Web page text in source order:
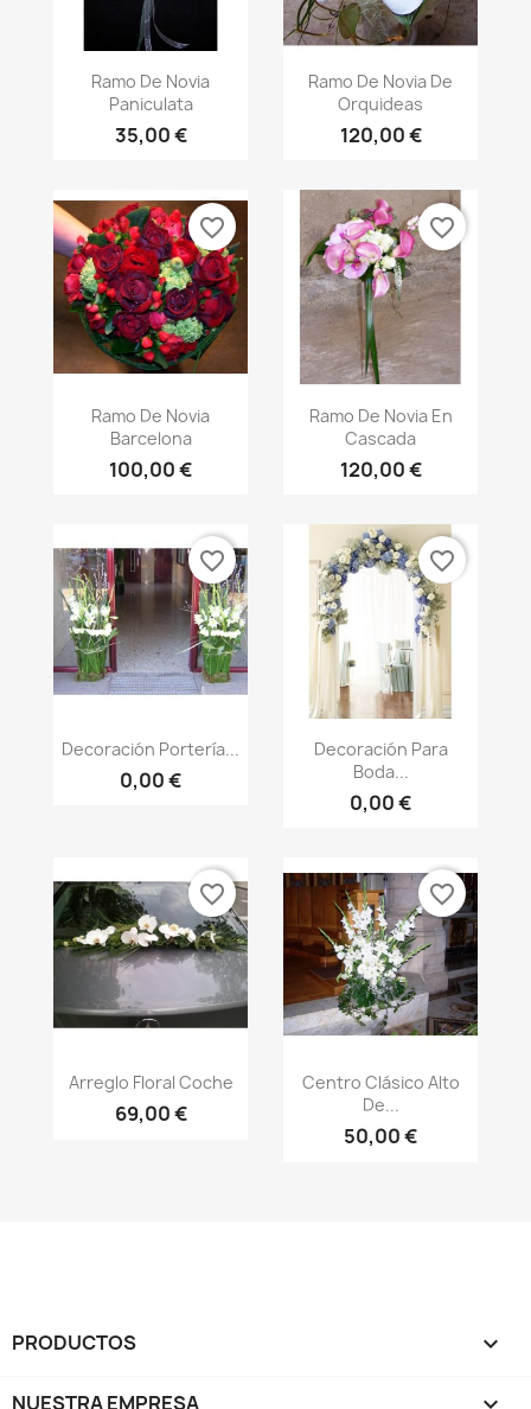
Vista rápida
Ramo De Novia
Paniculata
35,00 €
Vista rápida
Ramo De Novia De
Orquideas
120,00 €
Vista rápida
Ramo De Novia
Barcelona
100,00 €
favorite_border
Vista rápida
Ramo De Novia En
Cascada
120,00 €
favorite_border
Vista rápida
Decoración Portería...
0,00 €
favorite_border
Vista rápida
Decoración Para
Boda...
0,00 €
favorite_border
Vista rápida
Arreglo Floral Coche
69,00 €
favorite_border
Vista rápida
Centro Clásico Alto
De...
50,00 €
favorite_border
PRODUCTOS 
NUESTRA EMPRESA